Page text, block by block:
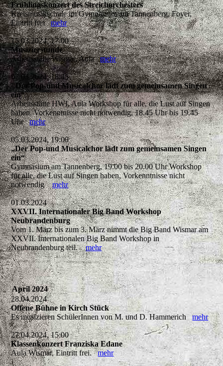
Frühlingskonzert des Streichorchesters
Kreismusikschule im Gymnasium am Tannenberg, Foyer,
Eintritt freimehr
15.03.2024, 17:00
Musizierstunde
Arbeitsstätte Wismar, Aulamehr
07.03.2024, 18:45
"Der Pop-und Musicalchor lädt zum gemeinsamen Singen
ein“
Arbeitsstätte HWI, Aula Workshop für alle, die Lust auf Singen
haben, Vorkenntnisse nicht notwendig, 18.45 Uhr bis 19.45
Uhrmehr
05.03.2024, 19:00
„Der Pop-und Musicalchor lädt zum gemeinsamen Singen
ein“
Gymnasium am Tannenberg, 19.00 bis 20.00 Uhr Workshop
für alle, die Lust auf Singen haben, Vorkenntnisse nicht
notwendigmehr
01.03.2024
XXVII. Internationaler Big Band Workshop
Neubrandenburg
Vom 1. März bis zum 3. März nimmt die Big Band Wismar am
XXVII. Internationalen Big Band Workshop in
Neubrandenburg teil.mehr
April 2024
28.04.2024
Offene Bühne in Kirch Stück
Es musizieren SchülerInnen von M. und D. Hammerichmehr
27.04.2024, 15:00
Klassenkonzert Franziska Edane
Aula Wismar, Eintritt frei.mehr